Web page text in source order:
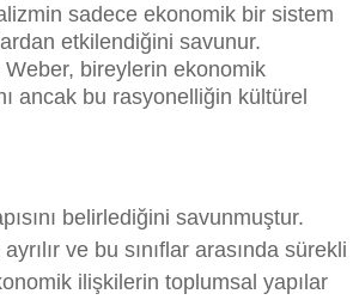
sadece ekonomik bir sistem
etkilendiğini savunur.
Weber, bireylerin ekonomik
ancak bu rasyonelliğin kültürel
belirlediğini savunmuştur.
ve bu sınıflar arasında sürekli
ilişkilerin toplumsal yapılar